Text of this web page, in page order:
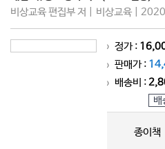
비상교육 편집부 저 | 비상교육 |
> 정가 :
> 판매가 :
> 배송비 :
종이책